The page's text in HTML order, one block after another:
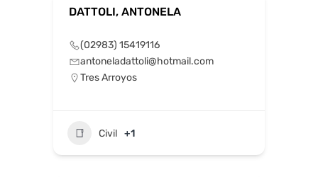
DATTOLI, ANTONELA
(02983) 15419116
antoneladattoli@hotmail.com
Tres Arroyos
Civil +1